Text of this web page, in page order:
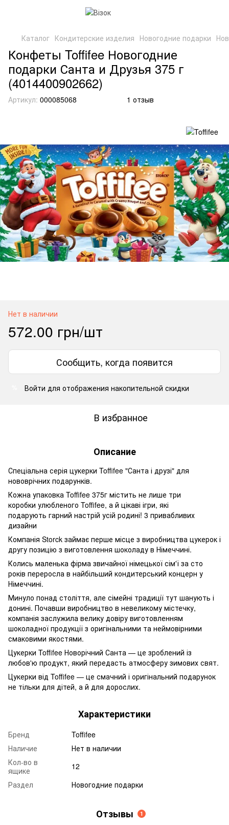
Каталог Кондитерские изделия Новогодние подарки
Конфеты Toffifee Новогодние
подарки Санта и Друзья 375 г
(4014400902662)
Артикул: 000085068 1 отзыв
Нет в наличии
572.00 грн/шт
Сообщить, когда появится
Войти для отображения накопительной скидки
В избранное
Описание
Спеціальна серія цукерки Toffifee "Санта і друзі" для
нововрічних подарунків.
Кожна упаковка Toffifee 375г містить не лише три
коробки улюбленого Toffifee, а й цікаві ігри, які
подарують гарний настрій усій родині! 3 привабливих
дизайни
Компанія Storck займає перше місце з виробництва цукерок і
другу позицію з виготовлення шоколаду в Німеччині.
Колись маленька фірма звичайної німецької сім'ї за сто
років переросла в найбільший кондитерський концерн у
Німеччині.
Минуло понад століття, але сімейні традиції тут шанують і
донині. Почавши виробництво в невеликому містечку,
компанія заслужила велику довіру виготовленням
шоколадної продукції з оригінальними та неймовірними
смаковими якостями.
Цукерки Toffifee Новорічний Санта — це зроблений із
любов'ю продукт, який передасть атмосферу зимових свят.
Цукерки від Toffifee — це смачний і оригінальний подарунок
не тільки для дітей, а й для дорослих.
Характеристики
Бренд
Toffifee
Наличие
Нет в наличии
Кол-во в
ящике
12
Раздел
Новогодние подарки
Отзывы 1